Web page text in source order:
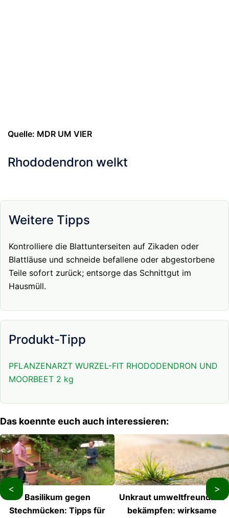
Quelle: MDR UM VIER
Rhododendron welkt
Weitere Tipps
Kontrolliere die Blattunterseiten auf Zikaden oder
Blattläuse und schneide befallene oder abgestorbene
Teile sofort zurück; entsorge das Schnittgut im
Hausmüll.
Produkt-Tipp
PFLANZENARZT WURZEL-FIT RHODODENDRON UND
MOORBEET 2 kg
Das koennte euch auch interessieren:
Basilikum gegen
Stechmücken: Tipps für
Unkraut umweltfreundlich
bekämpfen: wirksame
< >